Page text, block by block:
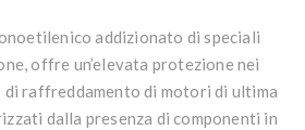
addizionato di speciali
offre un’elevata protezione nei
raffreddamento di motori di ultima
dalla presenza di componenti in